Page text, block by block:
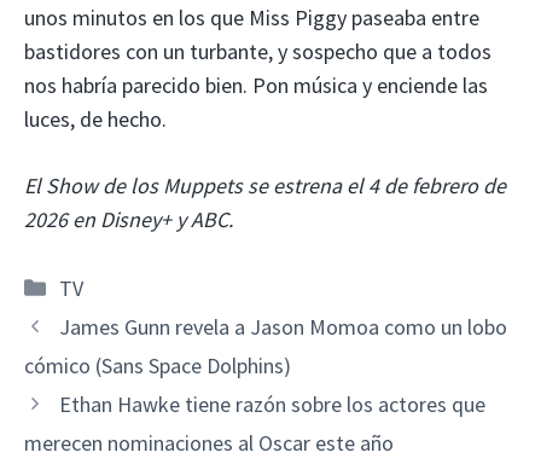
unos minutos en los que Miss Piggy paseaba entre
bastidores con un turbante, y sospecho que a todos
nos habría parecido bien. Pon música y enciende las
luces, de hecho.
El Show de los Muppets se estrena el 4 de febrero de
2026 en Disney+ y ABC.
Categorías
TV
James Gunn revela a Jason Momoa como un lobo
cómico (Sans Space Dolphins)
Ethan Hawke tiene razón sobre los actores que
merecen nominaciones al Oscar este año